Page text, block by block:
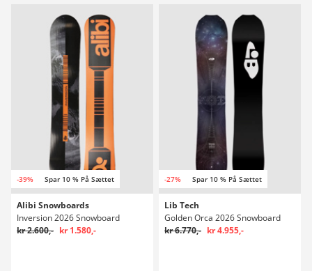
-39% Spar 10 % På Sættet
Alibi Snowboards
Inversion 2026 Snowboard
kr 2.600,- kr 1.580,-
-27% Spar 10 % På Sættet
Lib Tech
Golden Orca 2026 Snowboard
kr 6.770,- kr 4.955,-